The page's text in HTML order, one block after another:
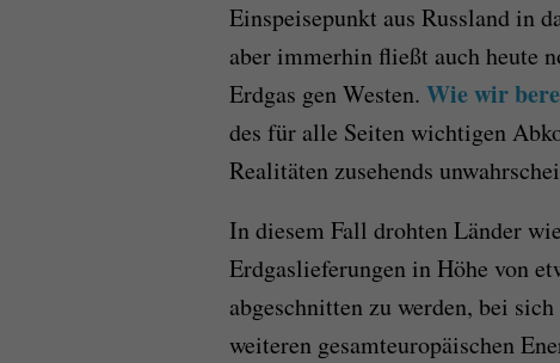
Einspeisepunkt aus Russland in
aber immerhin fließt auch heute
Erdgas gen Westen. Wie wir
des für alle Seiten wichtigen
Realitäten zusehends
In diesem Fall drohten Länder
Erdgaslieferungen in Höhe von
abgeschnitten zu werden, bei
weiteren gesamteuropäischen